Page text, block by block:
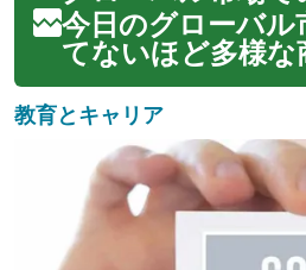
います。オンラ
ングの普及により
品を手に取って確
減ったことも、こ...
今日のグローバル
てないほど多様な
ビスを私たちに
ます。インターネ
により、世界中
から製品を比較検
ることが可能に
しかし、この広大
同時に賢明な判断
教育とキャリア